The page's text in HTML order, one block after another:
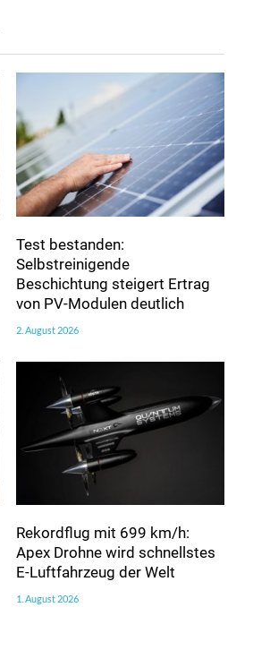
Test bestanden:
Selbstreinigende
Beschichtung steigert Ertrag
von PV-Modulen deutlich
2. August 2026
Rekordflug mit 699 km/h:
Apex Drohne wird schnellstes
E-Luftfahrzeug der Welt
1. August 2026